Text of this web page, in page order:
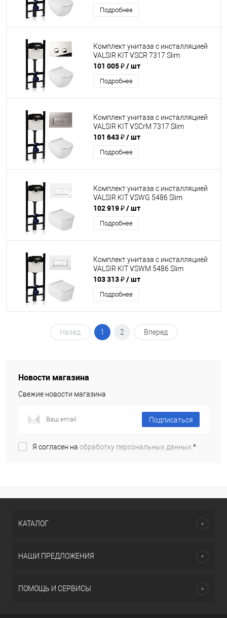
Подробнее
Комплект унитаза с инсталляцией
VALSIR KIT VSCR 7317 Slim
101 005 ₽/ шт
Подробнее
Комплект унитаза с инсталляцией
VALSIR KIT VSCrM 7317 Slim
101 643 ₽/ шт
Подробнее
Комплект унитаза с инсталляцией
VALSIR KIT VSWG 5486 Slim
102 919 ₽/ шт
Подробнее
Комплект унитаза с инсталляцией
VALSIR KIT VSWM 5486 Slim
103 313 ₽/ шт
Подробнее
Назад 1 2 Вперед
Новости магазина
Свежие новости магазина
Подписаться
Я согласен на обработку персональных данных.*
КАТАЛОГ
НАШИ ПРЕДЛОЖЕНИЯ
ПОМОЩЬ И СЕРВИСЫ